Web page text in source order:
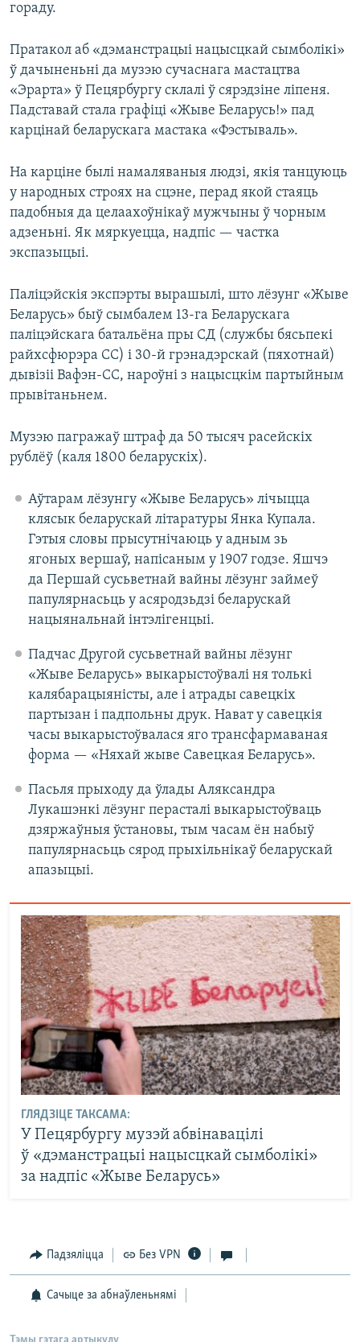
гораду.
Пратакол аб «дэманстрацыі нацысцкай сымболікі»
ў дачыненьні да музэю сучаснага мастацтва
«Эрарта» ў Пецярбургу склалі ў сярэдзіне ліпеня.
Падставай стала графіці «Жыве Беларусь!» пад
карцінай беларускага мастака «Фэстываль».
На карціне былі намаляваныя людзі, якія танцуюць
у народных строях на сцэне, перад якой стаяць
падобныя да целаахоўнікаў мужчыны ў чорным
адзеньні. Як мяркуецца, надпіс — частка
экспазыцыі.
Паліцэйскія экспэрты вырашылі, што лёзунг «Жыве
Беларусь» быў сымбалем 13-га Беларускага
паліцэйскага батальёна пры СД (службы бясьпекі
райхсфюрэра СС) і 30-й грэнадэрскай (пяхотнай)
дывізіі Вафэн-СС, нароўні з нацысцкім партыйным
прывітаньнем.
Музэю пагражаў штраф да 50 тысяч расейскіх
рублёў (каля 1800 беларускіх).
Аўтарам лёзунгу «Жыве Беларусь» лічыцца
клясык беларускай літаратуры Янка Купала.
Гэтыя словы прысутнічаюць у адным зь
ягоных вершаў, напісаным у 1907 годзе. Яшчэ
да Першай сусьветнай вайны лёзунг займеў
папулярнасьць у асяродзьдзі беларускай
нацыянальнай інтэлігенцыі.
Падчас Другой сусьветнай вайны лёзунг
«Жыве Беларусь» выкарыстоўвалі ня толькі
калябарацыяністы, але і атрады савецкіх
партызан і падпольны друк. Нават у савецкія
часы выкарыстоўвалася яго трансфармаваная
форма — «Няхай жыве Савецкая Беларусь».
Пасьля прыходу да ўлады Аляксандра
Лукашэнкі лёзунг перасталі выкарыстоўваць
дзяржаўныя ўстановы, тым часам ён набыў
папулярнасьць сярод прыхільнікаў беларускай
апазыцыі.
ГЛЯДЗІЦЕ ТАКСАМА:
У Пецярбургу музэй абвінавацілі
ў «дэманстрацыі нацысцкай сымболікі»
за надпіс «Жыве Беларусь»
Падзяліцца Без VPN
Сачыце за абнаўленьнямі